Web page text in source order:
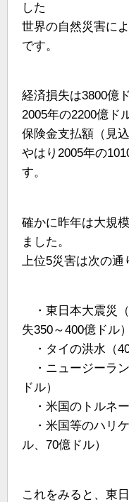
した
世界の自然災害に
です。
経済損失は3800億
2005年の2200億ド
保険金支払額（見
やはり2005年の
す。
確かに昨年は大規
ました。
上位5災害は次の通
・東日本大震災
失350～400億ドル）
・タイの洪水（
・ニュージーラ
ドル）
・米国のトルネー
・米国等のハリ
ル、70億ドル）
これをみると、東